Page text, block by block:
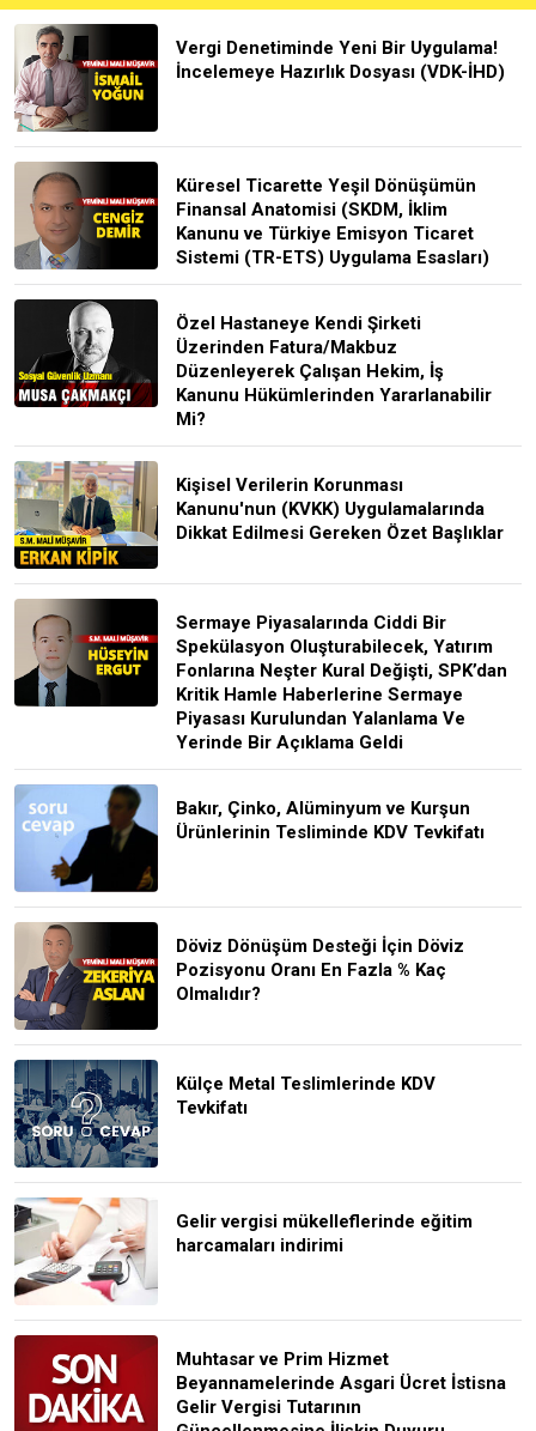
Vergi Denetiminde Yeni Bir Uygulama!
İncelemeye Hazırlık Dosyası (VDK-İHD)
Küresel Ticarette Yeşil Dönüşümün
Finansal Anatomisi (SKDM, İklim
Kanunu ve Türkiye Emisyon Ticaret
Sistemi (TR-ETS) Uygulama Esasları)
Özel Hastaneye Kendi Şirketi
Üzerinden Fatura/Makbuz
Düzenleyerek Çalışan Hekim, İş
Kanunu Hükümlerinden Yararlanabilir
Mi?
Kişisel Verilerin Korunması
Kanunu'nun (KVKK) Uygulamalarında
Dikkat Edilmesi Gereken Özet Başlıklar
Sermaye Piyasalarında Ciddi Bir
Spekülasyon Oluşturabilecek, Yatırım
Fonlarına Neşter Kural Değişti, SPK’dan
Kritik Hamle Haberlerine Sermaye
Piyasası Kurulundan Yalanlama Ve
Yerinde Bir Açıklama Geldi
Bakır, Çinko, Alüminyum ve Kurşun
Ürünlerinin Tesliminde KDV Tevkifatı
Döviz Dönüşüm Desteği İçin Döviz
Pozisyonu Oranı En Fazla % Kaç
Olmalıdır?
Külçe Metal Teslimlerinde KDV
Tevkifatı
Gelir vergisi mükelleflerinde eğitim
harcamaları indirimi
Muhtasar ve Prim Hizmet
Beyannamelerinde Asgari Ücret İstisna
Gelir Vergisi Tutarının